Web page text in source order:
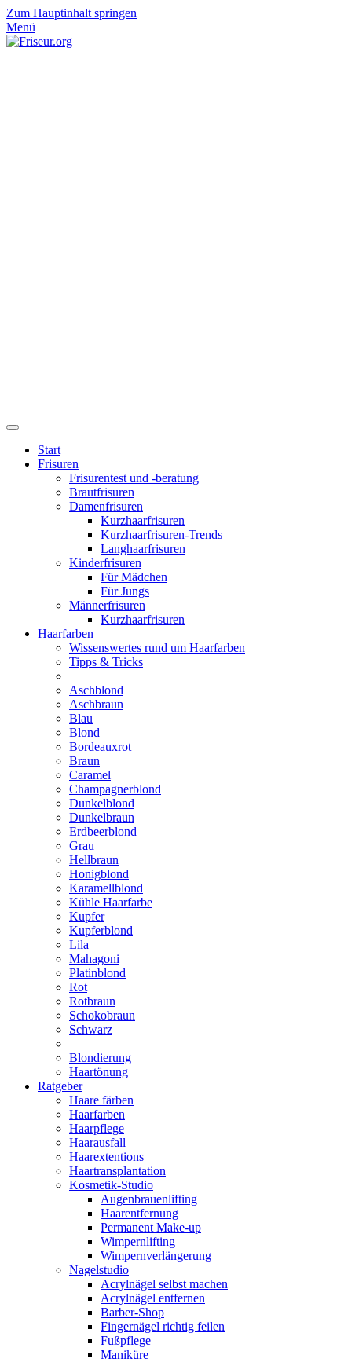
Zum Hauptinhalt springen
Menü
Start
Frisuren
Frisurentest und -beratung
Brautfrisuren
Damenfrisuren
Kurzhaarfrisuren
Kurzhaarfrisuren-Trends
Langhaarfrisuren
Kinderfrisuren
Für Mädchen
Für Jungs
Männerfrisuren
Kurzhaarfrisuren
Haarfarben
Wissenswertes rund um Haarfarben
Tipps & Tricks
Aschblond
Aschbraun
Blau
Blond
Bordeauxrot
Braun
Caramel
Champagnerblond
Dunkelblond
Dunkelbraun
Erdbeerblond
Grau
Hellbraun
Honigblond
Karamellblond
Kühle Haarfarbe
Kupfer
Kupferblond
Lila
Mahagoni
Platinblond
Rot
Rotbraun
Schokobraun
Schwarz
Blondierung
Haartönung
Ratgeber
Haare färben
Haarfarben
Haarpflege
Haarausfall
Haarextentions
Haartransplantation
Kosmetik-Studio
Augenbrauenlifting
Haarentfernung
Permanent Make-up
Wimpernlifting
Wimpernverlängerung
Nagelstudio
Acrylnägel selbst machen
Acrylnägel entfernen
Barber-Shop
Fingernägel richtig feilen
Fußpflege
Maniküre